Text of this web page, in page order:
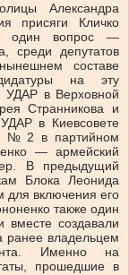
Александра
присяги Кличко
один вопрос —
среди депутатов
составе
на эту
в Верховной
Странникова и
в Киевсовете
№ 2 в партийном
— армейский
В предыдущий
Блока Леонида
для включения его
также один
создавали
ранее владельцем
Именно на
прошедшие в